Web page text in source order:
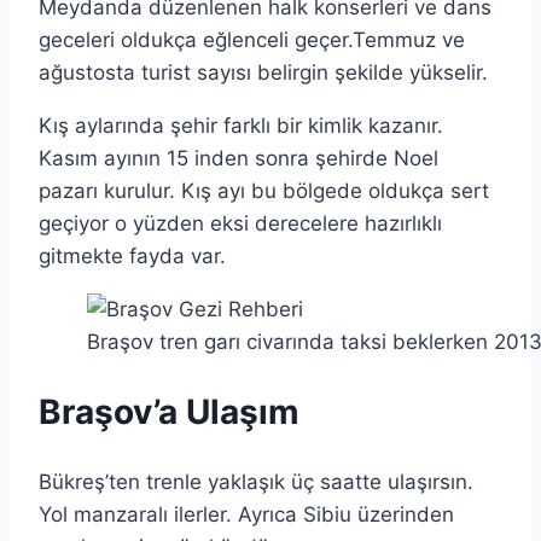
Meydanda düzenlenen halk konserleri ve dans
geceleri oldukça eğlenceli geçer.Temmuz ve
ağustosta turist sayısı belirgin şekilde yükselir.
Kış aylarında şehir farklı bir kimlik kazanır.
Kasım ayının 15 inden sonra şehirde Noel
pazarı kurulur. Kış ayı bu bölgede oldukça sert
geçiyor o yüzden eksi derecelere hazırlıklı
gitmekte fayda var.
Braşov tren garı civarında taksi beklerken 2013
Braşov’a Ulaşım
Bükreş’ten trenle yaklaşık üç saatte ulaşırsın.
Yol manzaralı ilerler. Ayrıca Sibiu üzerinden